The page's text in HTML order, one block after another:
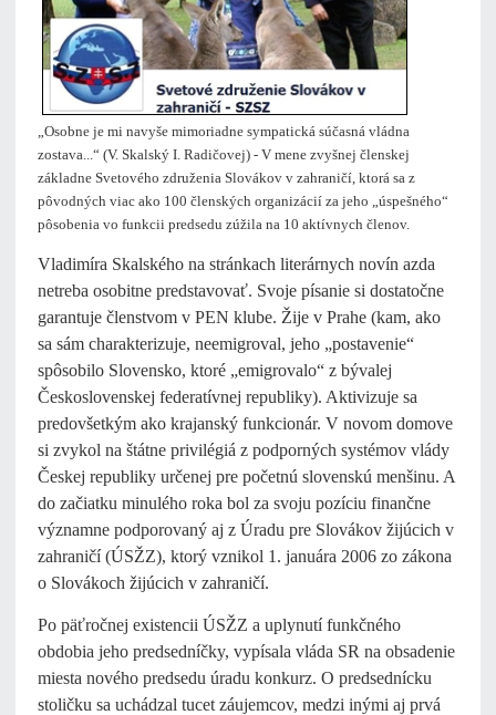
„Osobne je mi navyše mimoriadne sympatická súčasná vládna
zostava...“ (V. Skalský I. Radičovej) - V mene zvyšnej členskej
základne Svetového združenia Slovákov v zahraničí, ktorá sa z
pôvodných viac ako 100 členských organizácií za jeho „úspešného“
pôsobenia vo funkcii predsedu zúžila na 10 aktívnych členov.
Vladimíra Skalského na stránkach literárnych novín azda
netreba osobitne predstavovať. Svoje písanie si dostatočne
garantuje členstvom v PEN klube. Žije v Prahe (kam, ako
sa sám charakterizuje, neemigroval, jeho „postavenie“
spôsobilo Slovensko, ktoré „emigrovalo“ z bývalej
Československej federatívnej republiky). Aktivizuje sa
predovšetkým ako krajanský funkcionár. V novom domove
si zvykol na štátne privilégiá z podporných systémov vlády
Českej republiky určenej pre početnú slovenskú menšinu. A
do začiatku minulého roka bol za svoju pozíciu finančne
významne podporovaný aj z Úradu pre Slovákov žijúcich v
zahraničí (ÚSŽZ), ktorý vznikol 1. januára 2006 zo zákona
o Slovákoch žijúcich v zahraničí.
Po päťročnej existencii ÚSŽZ a uplynutí funkčného
obdobia jeho predsedníčky, vypísala vláda SR na obsadenie
miesta nového predsedu úradu konkurz. O predsednícku
stoličku sa uchádzal tucet záujemcov, medzi inými aj prvá